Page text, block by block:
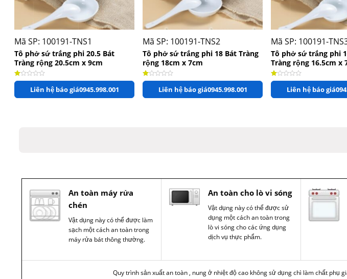
Mã SP: 100191-TNS1
Tô phở sứ trắng phi 20.5 Bát
Tràng rộng 20.5cm x 9cm
Được xếp hạng1.005 sao
Liên hệ báo giá0945.998.001
+
Mã SP: 100191-TNS2
Tô phở sứ trắng phi 18 Bát Tràng
rộng 18cm x 7cm
Được xếp hạng1.005 sao
Liên hệ báo giá0945.998.001
Mã SP: 100191-
Tô phở sứ trắng phi
Tràng rộng 16.5cm x
Được xếp hạng1.005 sao
Liên hệ báo giá
An toàn máy rửa
chén
Vật dụng này có thể được làm
sạch một cách an toàn trong
máy rửa bát thông thường.
An toàn cho lò vi sóng
Vật dụng này có thể được sử
dụng một cách an toàn trong
lò vi sóng cho các ứng dụng
dịch vụ thực phẩm.
Quy trình sản xuất an toàn , nung ở nhiệt độ cao không sử dụng chì làm chất phụ